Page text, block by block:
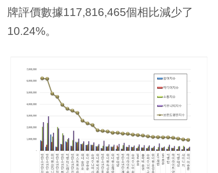
牌評價數據117,816,465個相比減少了
10.24%。